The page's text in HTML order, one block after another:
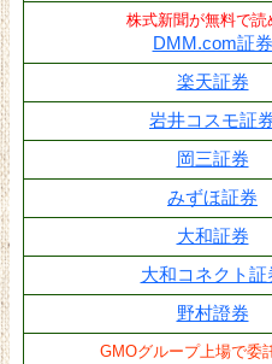
株式新聞が無料で読
DMM.com証券
楽天証券
岩井コスモ証
岡三証券
みずほ証券
大和証券
大和コネクト証
野村證券
GMOグループ上場で委